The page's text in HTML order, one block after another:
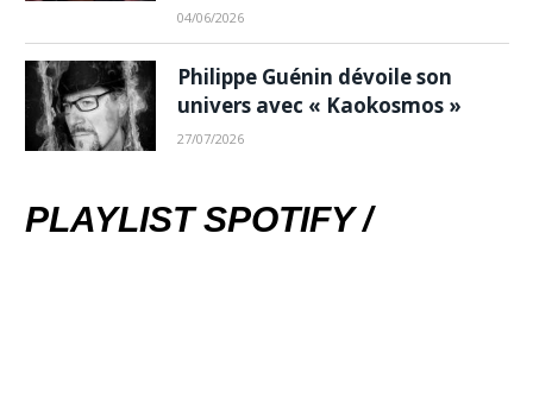
04/06/2026
Philippe Guénin dévoile son
univers avec « Kaokosmos »
27/07/2026
PLAYLIST SPOTIFY /